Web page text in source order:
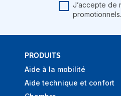
J’accepte de
promotionnels.
PRODUITS
Aide à la mobilité
Aide technique et confort